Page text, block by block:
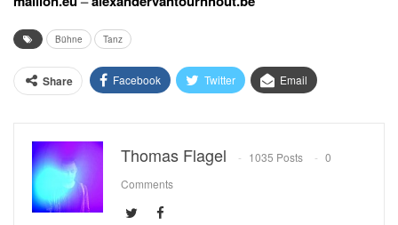
Bühne Tanz
Share Facebook Twitter Email
Thomas Flagel 1035 Posts
0
Comments